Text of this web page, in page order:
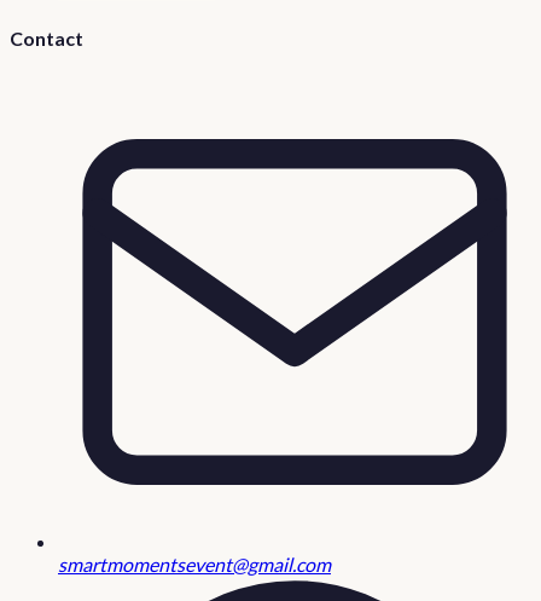
Contact
smartmomentsevent@gmail.com